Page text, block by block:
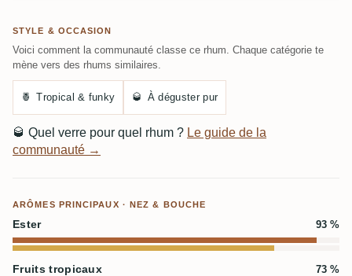
STYLE & OCCASION
Voici comment la communauté classe ce rhum. Chaque catégorie te
mène vers des rhums similaires.
🍍 Tropical & funky 🥃 À déguster pur
🥃 Quel verre pour quel rhum ? Le guide de la
communauté →
ARÔMES PRINCIPAUX · NEZ & BOUCHE
Ester 93 %
Fruits tropicaux 73 %